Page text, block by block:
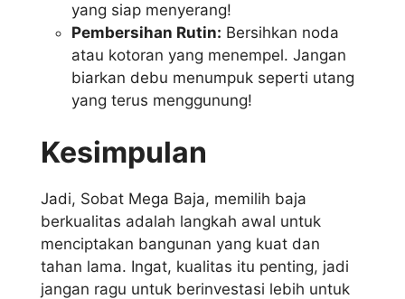
yang siap menyerang!
Pembersihan Rutin: Bersihkan noda
atau kotoran yang menempel. Jangan
biarkan debu menumpuk seperti utang
yang terus menggunung!
Kesimpulan
Jadi, Sobat Mega Baja, memilih baja
berkualitas adalah langkah awal untuk
menciptakan bangunan yang kuat dan
tahan lama. Ingat, kualitas itu penting, jadi
jangan ragu untuk berinvestasi lebih untuk